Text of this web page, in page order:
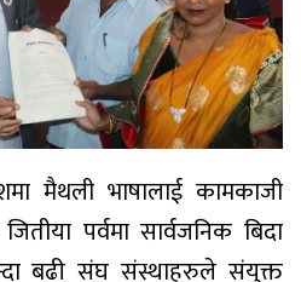
मैथली भाषालाई कामकाजी
पर्वमा सार्वजनिक बिदा
बढी संघ संस्थाहरुले संयुक्त